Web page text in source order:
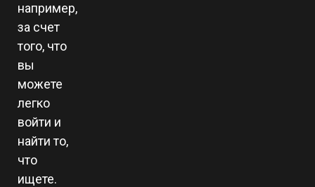
например,
за счет
того, что
вы
можете
легко
войти и
найти то,
что
ищете.